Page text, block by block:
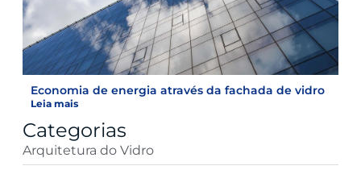
Economia de energia através da fachada de vidro
Leia mais
Categorias
Arquitetura do Vidro